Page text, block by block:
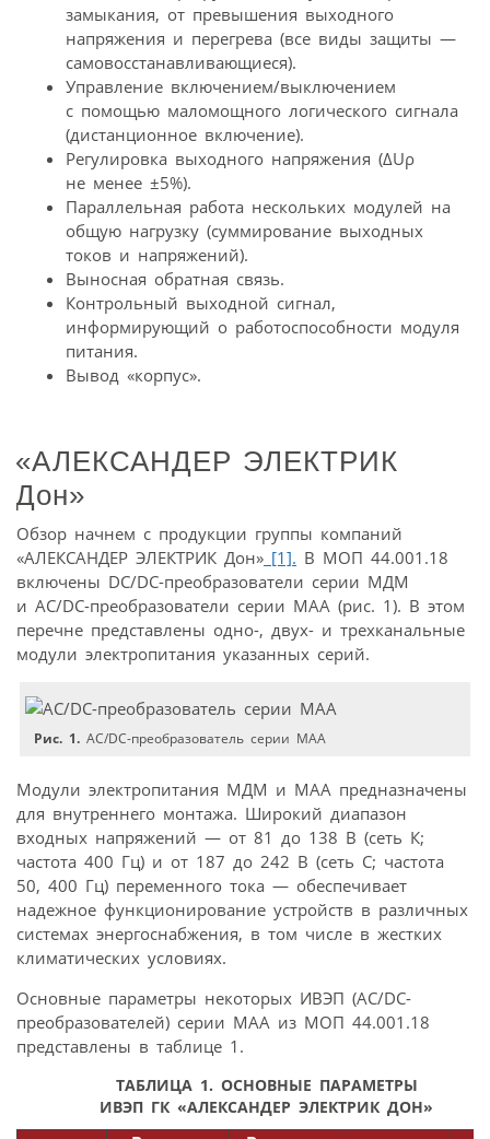
замыкания, от превышения выходного
напряжения и перегрева (все виды защиты —
самовосстанавливающиеся).
Управление включением/выключением
с помощью маломощного логического сигнала
(дистанционное включение).
Регулировка выходного напряжения (ΔUρ
не менее ±5%).
Параллельная работа нескольких модулей на
общую нагрузку (суммирование выходных
токов и напряжений).
Выносная обратная связь.
Контрольный выходной сигнал,
информирующий о работоспособности модуля
питания.
Вывод «корпус».
«АЛЕКСАНДЕР ЭЛЕКТРИК
Дон»
Обзор начнем с продукции группы компаний
«АЛЕКСАНДЕР ЭЛЕКТРИК Дон» [1]. В МОП 44.001.18
включены DC/DC-преобразователи серии МДМ
и AC/DC-преобразователи серии МАА (рис. 1). В этом
перечне представлены одно-, двух- и трехканальные
модули электропитания указанных серий.
Рис. 1. AC/DC-преобразователь серии МАА
Модули электропитания МДМ и МАА предназначены
для внутреннего монтажа. Широкий диапазон
входных напряжений — от 81 до 138 В (сеть К;
частота 400 Гц) и от 187 до 242 В (сеть С; частота
50, 400 Гц) переменного тока — обеспечивает
надежное функционирование устройств в различных
системах энергоснабжения, в том числе в жестких
климатических условиях.
Основные параметры некоторых ИВЭП (AC/DC-
преобразователей) серии МАА из МОП 44.001.18
представлены в таблице 1.
ТАБЛИЦА 1. ОСНОВНЫЕ ПАРАМЕТРЫ
ИВЭП ГК «АЛЕКСАНДЕР ЭЛЕКТРИК ДОН»